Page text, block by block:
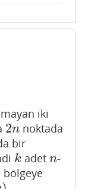
iki
2n
2n noktada
bir
k
k adetn
n-
bölgeye